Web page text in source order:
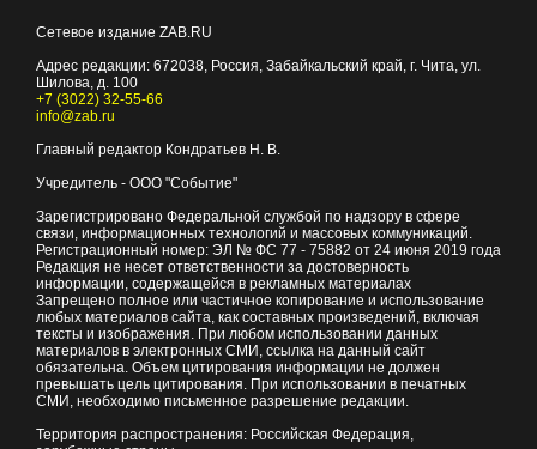
Сетевое издание ZAB.RU
Адрес редакции: 672038, Россия, Забайкальский край, г. Чита, ул.
Шилова, д. 100
+7 (3022) 32-55-66
info@zab.ru
Главный редактор Кондратьев Н. В.
Учредитель - ООО "Событие"
Зарегистрировано Федеральной службой по надзору в сфере
связи, информационных технологий и массовых коммуникаций.
Регистрационный номер: ЭЛ № ФС 77 - 75882 от 24 июня 2019 года
Редакция не несет ответственности за достоверность
информации, содержащейся в рекламных материалах
Запрещено полное или частичное копирование и использование
любых материалов сайта, как составных произведений, включая
тексты и изображения. При любом использовании данных
материалов в электронных СМИ, ссылка на данный сайт
обязательна. Объем цитирования информации не должен
превышать цель цитирования. При использовании в печатных
СМИ, необходимо письменное разрешение редакции.
Территория распространения: Российская Федерация,